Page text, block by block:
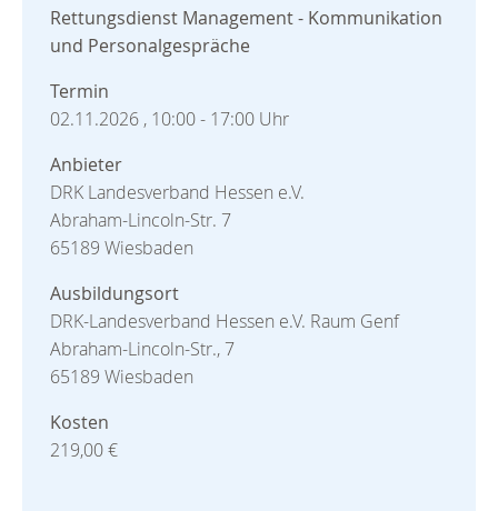
Rettungsdienst Management - Kommunikation
und Personalgespräche
Termin
02.11.2026 , 10:00 - 17:00 Uhr
Anbieter
DRK Landesverband Hessen e.V.
Abraham-Lincoln-Str. 7
65189 Wiesbaden
Ausbildungsort
DRK-Landesverband Hessen e.V. Raum Genf
Abraham-Lincoln-Str., 7
65189 Wiesbaden
Kosten
219,00 €